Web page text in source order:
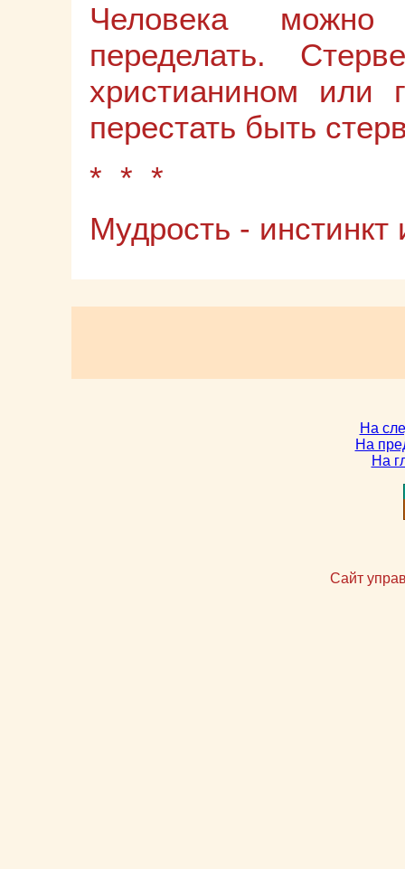
Человека
переделать.
христианином или
перестать быть
* * *
Мудрость - инстинкт
На
На
На
Сайт